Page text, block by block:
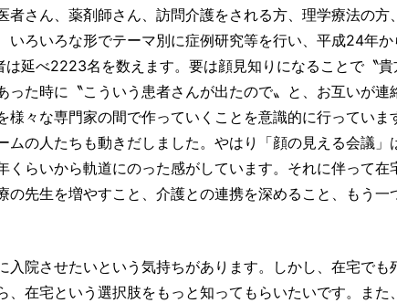
さん、薬剤師さん、訪問介護をされる方、理学療法の方
ろいろな形でテーマ別に症例研究等を行い、平成24年か
延べ2223名を数えます。要は顔見知りになることで〝
た時に〝こういう患者さんが出たので〟と、お互いが連
々な専門家の間で作っていくことを意識的に行っていま
の人たちも動きだしました。やはり「顔の見える会議」
らいから軌道にのった感がしています。それに伴って在
先生を増やすこと、介護との連携を深めること、もう一
院させたいという気持ちがあります。しかし、在宅でも
在宅という選択肢をもっと知ってもらいたいです。また